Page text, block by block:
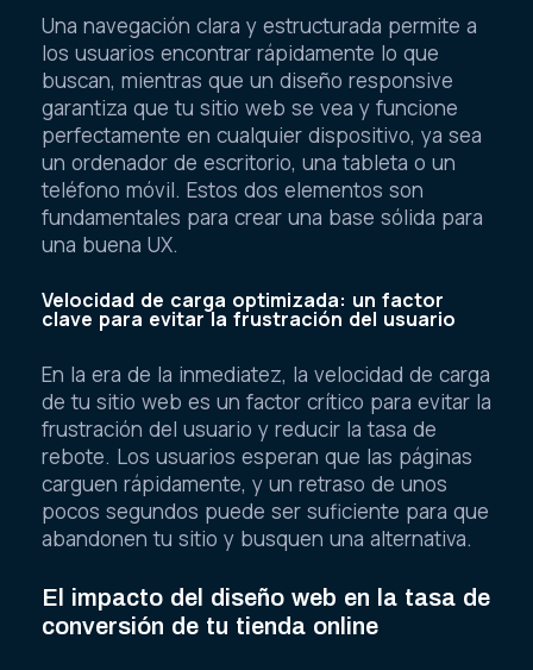
Una navegación clara y estructurada permite a
los usuarios encontrar rápidamente lo que
buscan, mientras que un diseño responsive
garantiza que tu sitio web se vea y funcione
perfectamente en cualquier dispositivo, ya sea
un ordenador de escritorio, una tableta o un
teléfono móvil. Estos dos elementos son
fundamentales para crear una base sólida para
una buena UX.
Velocidad de carga optimizada: un factor
clave para evitar la frustración del usuario
En la era de la inmediatez, la velocidad de carga
de tu sitio web es un factor crítico para evitar la
frustración del usuario y reducir la tasa de
rebote. Los usuarios esperan que las páginas
carguen rápidamente, y un retraso de unos
pocos segundos puede ser suficiente para que
abandonen tu sitio y busquen una alternativa.
El impacto del diseño web en la tasa de
conversión de tu tienda online